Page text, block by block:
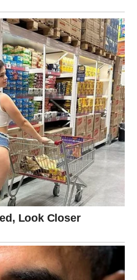
SVIH
vlastite emocije iza
razumijevanja i podrške,
da vas neko vidi
ste se od toga da
željeli samo da vas neko
period u kojem više
vrijednost. Ljudi koji vas